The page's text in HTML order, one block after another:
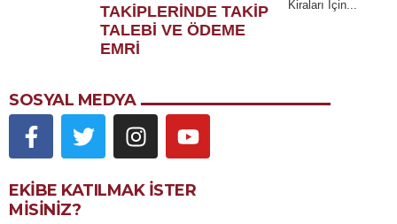
TAKİPLERİNDE TAKİP
TALEBİ VE ÖDEME
EMRİ
Kiraları İçin...
SOSYAL MEDYA
EKIBE KATILMAK ISTER
MISINIZ?